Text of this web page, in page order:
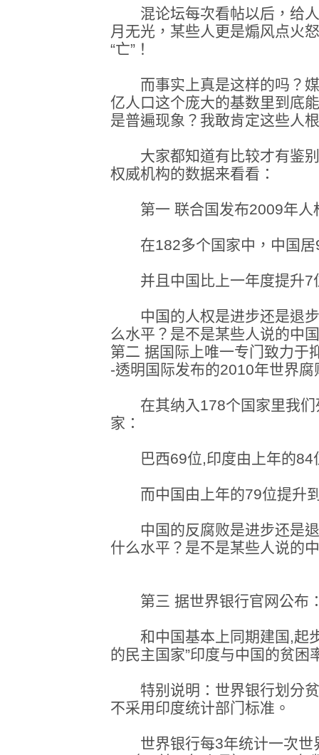
混论坛每次看帖以后，给人
月无光，某些人更是煽风点火
“亡”！
而事实上真是这样的吗？媒
亿人口这个庞大的基数里到底
是普遍现象？我敢肯定这些人
大家都知道有比较才有鉴别
权威机构的数据来看看：
第一 联合国发布2009年人
在182多个国家中，中国居
并且中国比上一年度提升7
中国的人权是进步还是退步
么水平？是不是某些人说的中
第二 据国际上唯一专门致力于
-透明国际发布的2010年世界腐
在其纳入178个国家里我们
家：
巴西69位,印度由上年的84
而中国由上年的79位提升到
中国的反腐败是进步还是退
什么水平？是不是某些人说的
第三 据世界银行官网公布
和中国基本上同期建国,起步
的民主国家”印度与中国的贫困
特别说明：世界银行划分贫
不采用印度统计部门标准。
世界银行每3年统计一次世